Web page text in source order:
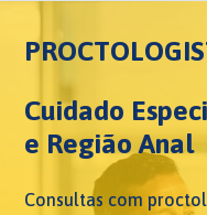
Cuidado
e Região Anal
Consultas com